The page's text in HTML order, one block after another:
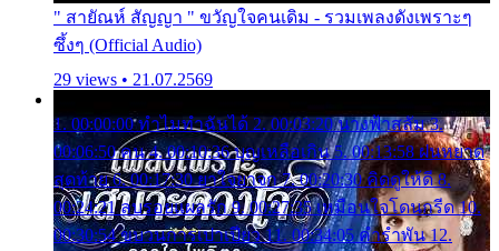
" สายัณห์ สัญญา " ขวัญใจคนเดิม - รวมเพลงดังเพราะๆ
ซึ้งๆ (Official Audio)
29 views • 21.07.2569
1. 00:00:00 ทำไมทำฉันได้ 2. 00:03:20 นางฟ้าสลัม 3.
00:06:50 คน 4. 00:10:36 บุญเหลือเกิน 5. 00:13:58 ฝนหยาด
สุดท้าย 6. 00:17:30 ยาใจยาจก 7. 00:20:30 คิดดูให้ดี 8.
00:24:21 ลบรอยแผลรัก 9. 00:27:35 เหมือนใจโดนกรีด 10.
00:30:54 ขบวนการเปาเปียว 11. 00:34:05 คำรำพัน 12.